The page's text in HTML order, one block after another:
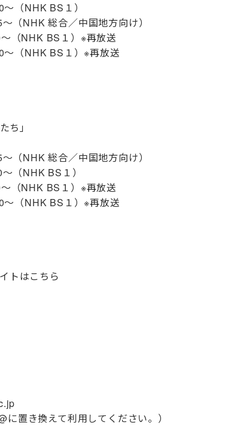
（NHK BS１）
NHK 総合／中国地方向け）
NHK BS１）※再放送
NHK BS１）※再放送
ち」
（NHK 総合／中国地方向け）
NHK BS１）
NHK BS１）※再放送
NHK BS１）※再放送
トはこちら
に置き換えて利用してください。）